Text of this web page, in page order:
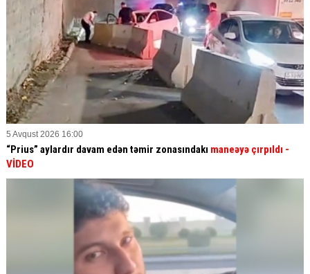
5 Avqust 2026 16:00
“Prius” aylardır davam edən təmir zonasındakı maneəyə çırpıldı -
VİDEO